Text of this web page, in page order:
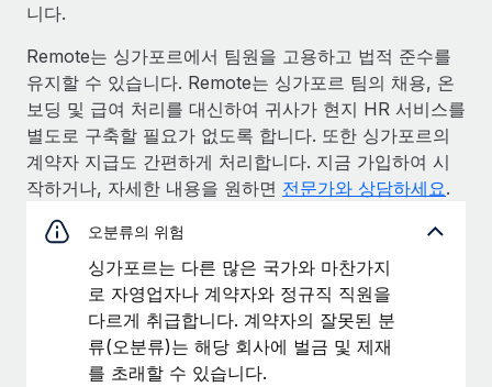
니다.
Remote는 싱가포르에서 팀원을 고용하고 법적 준수를
유지할 수 있습니다. Remote는 싱가포르 팀의 채용, 온
보딩 및 급여 처리를 대신하여 귀사가 현지 HR 서비스를
별도로 구축할 필요가 없도록 합니다. 또한 싱가포르의
계약자 지급도 간편하게 처리합니다. 지금 가입하여 시
작하거나, 자세한 내용을 원하면 전문가와 상담하세요.
오분류의 위험
싱가포르는 다른 많은 국가와 마찬가지
로 자영업자나 계약자와 정규직 직원을
다르게 취급합니다. 계약자의 잘못된 분
류(오분류)는 해당 회사에 벌금 및 제재
를 초래할 수 있습니다.